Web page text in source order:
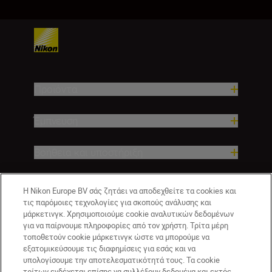
Η Nikon Europe BV σάς ζητάει να αποδεχθείτε τα cookies και
τις παρόμοιες τεχνολογίες για σκοπούς ανάλυσης και
μάρκετινγκ. Χρησιμοποιούμε cookie αναλυτικών δεδομένων
για να παίρνουμε πληροφορίες από τον χρήστη. Τρίτα μέρη
τοποθετούν cookie μάρκετινγκ ώστε να μπορούμε να
εξατομικεύσουμε τις διαφημίσεις για εσάς και να
υπολογίσουμε την αποτελεσματικότητά τους. Τα cookie